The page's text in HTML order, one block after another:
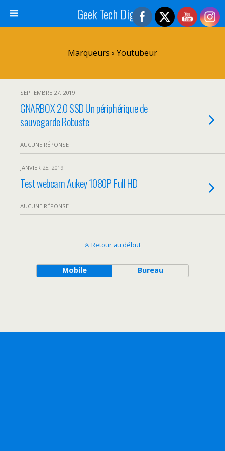
Geek Tech Digital
Marqueurs › Youtubeur
SEPTEMBRE 27, 2019
GNARBOX 2.0 SSD Un périphérique de
sauvegarde Robuste
AUCUNE RÉPONSE
JANVIER 25, 2019
Test webcam Aukey 1080P Full HD
AUCUNE RÉPONSE
Retour au début
Mobile Bureau